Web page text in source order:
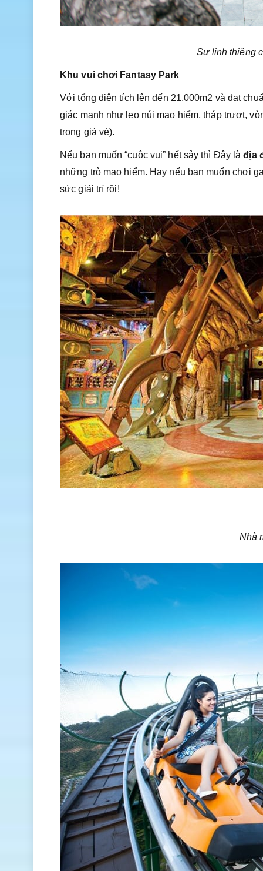
Sự linh thiêng
Khu vui chơi Fantasy Park
Với tổng diện tích lên đến 21.000m2 và đạt
giác mạnh như leo núi mạo hiểm, tháp trượt,
trong giá vé).
Nếu bạn muốn “cuộc vui” hết sảy thì Đây làđịa
những trò mạo hiểm. Hay nếu bạn muốn chơi
sức giải trí rồi!
Nhà